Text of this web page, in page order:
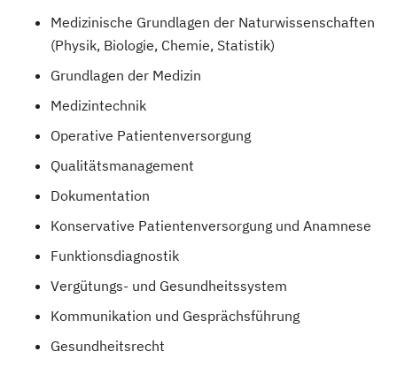
Medizinische Grundlagen der Naturwissenschaften
(Physik, Biologie, Chemie, Statistik)
Grundlagen der Medizin
Medizintechnik
Operative Patientenversorgung
Qualitätsmanagement
Dokumentation
Konservative Patientenversorgung und Anamnese
Funktionsdiagnostik
Vergütungs- und Gesundheitssystem
Kommunikation und Gesprächsführung
Gesundheitsrecht